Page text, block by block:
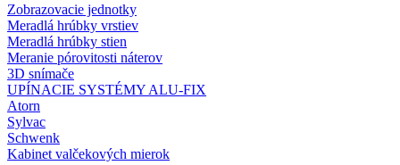
Zobrazovacie jednotky
Meradlá hrúbky vrstiev
Meradlá hrúbky stien
Meranie pórovitosti náterov
3D snímače
UPÍNACIE SYSTÉMY ALU-FIX
Atorn
Sylvac
Schwenk
Kabinet valčekových mierok